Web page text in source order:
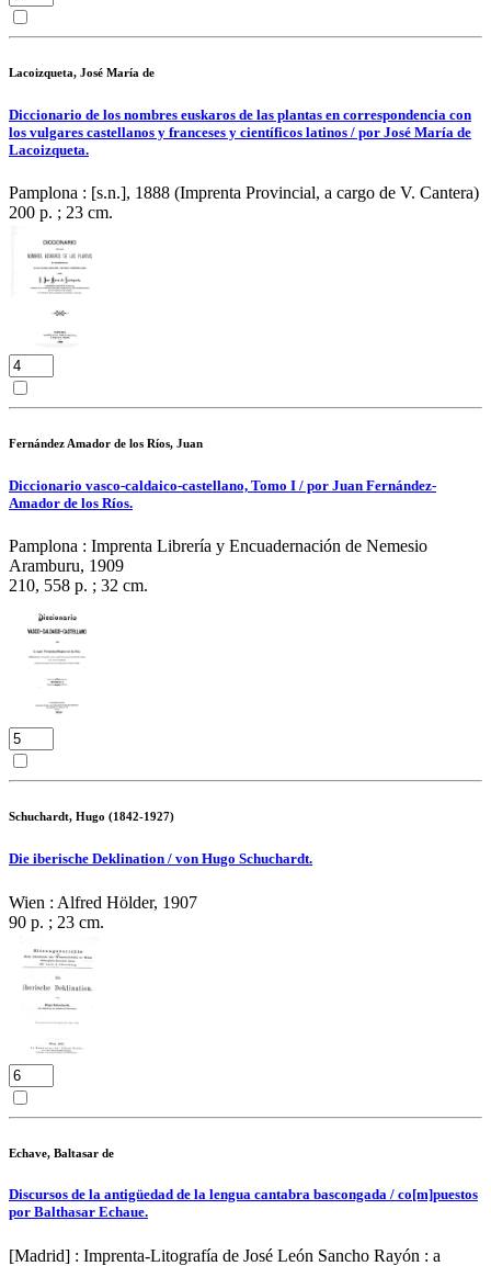
Lacoizqueta, José María de
Diccionario de los nombres euskaros de las plantas en correspondencia con
los vulgares castellanos y franceses y científicos latinos / por José María de
Lacoizqueta.
Pamplona : [s.n.], 1888 (Imprenta Provincial, a cargo de V. Cantera)
200 p. ; 23 cm.
Fernández Amador de los Ríos, Juan
Diccionario vasco-caldaico-castellano, Tomo I / por Juan Fernández-
Amador de los Ríos.
Pamplona : Imprenta Librería y Encuadernación de Nemesio
Aramburu, 1909
210, 558 p. ; 32 cm.
Schuchardt, Hugo (1842-1927)
Die iberische Deklination / von Hugo Schuchardt.
Wien : Alfred Hölder, 1907
90 p. ; 23 cm.
Echave, Baltasar de
Discursos de la antigüedad de la lengua cantabra bascongada / co[m]puestos
por Balthasar Echaue.
[Madrid] : Imprenta-Litografía de José León Sancho Rayón : a